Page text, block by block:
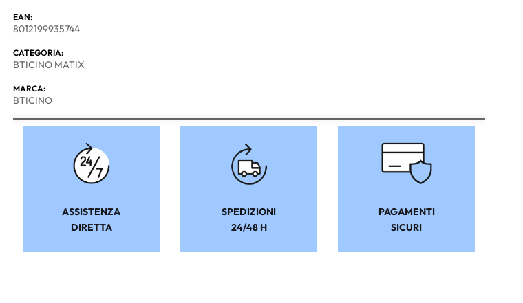
EAN:
8012199935744
CATEGORIA:
BTICINO MATIX
MARCA:
BTICINO
ASSISTENZA
DIRETTA
SPEDIZIONI
24/48 H
PAGAMENTI
SICURI